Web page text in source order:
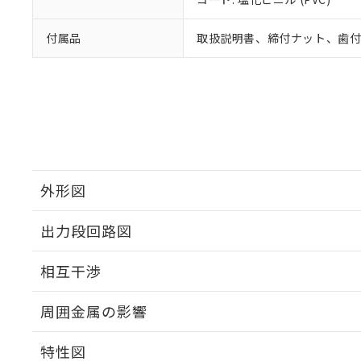
付属品 取扱説明書、締付ナット、歯
外形図
出力段回路図
相互干渉
周囲金属の影響
特性図